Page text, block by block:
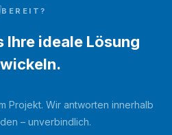
BEREIT?
Ihre ideale Lösung
Projekt. Wir antworten innerhalb
– unverbindlich.